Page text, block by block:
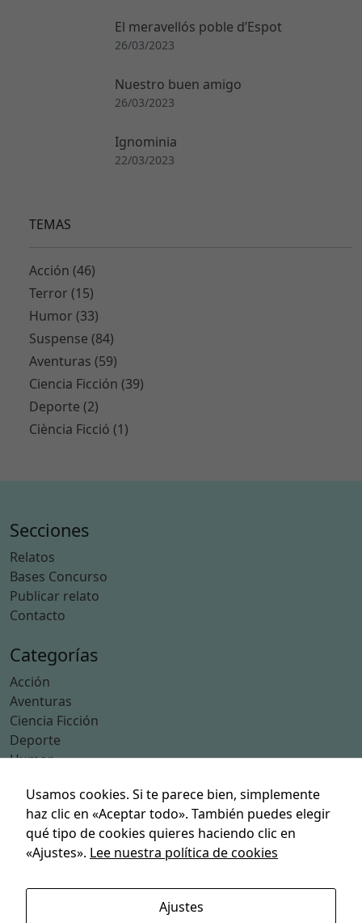
Es pot ballar sardanes a la muntanya
06/06/2023
26/03/2023
TEMAS
Acción (46)
Terror (15)
Ciencia Ficción (39)
Deporte (2)
Ciència Ficció (1)
Secciones
Relatos
Bases Concurso
Publicar relato
Contacto
Categorías
Acción
Aventuras
Ciencia Ficción
Deporte
Usamos cookies. Si te parece bien, simplemente
haz clic en «Aceptar todo». También puedes elegir
qué tipo de cookies quieres haciendo clic en
«Ajustes». Lee nuestra política de cookies
Ajustes